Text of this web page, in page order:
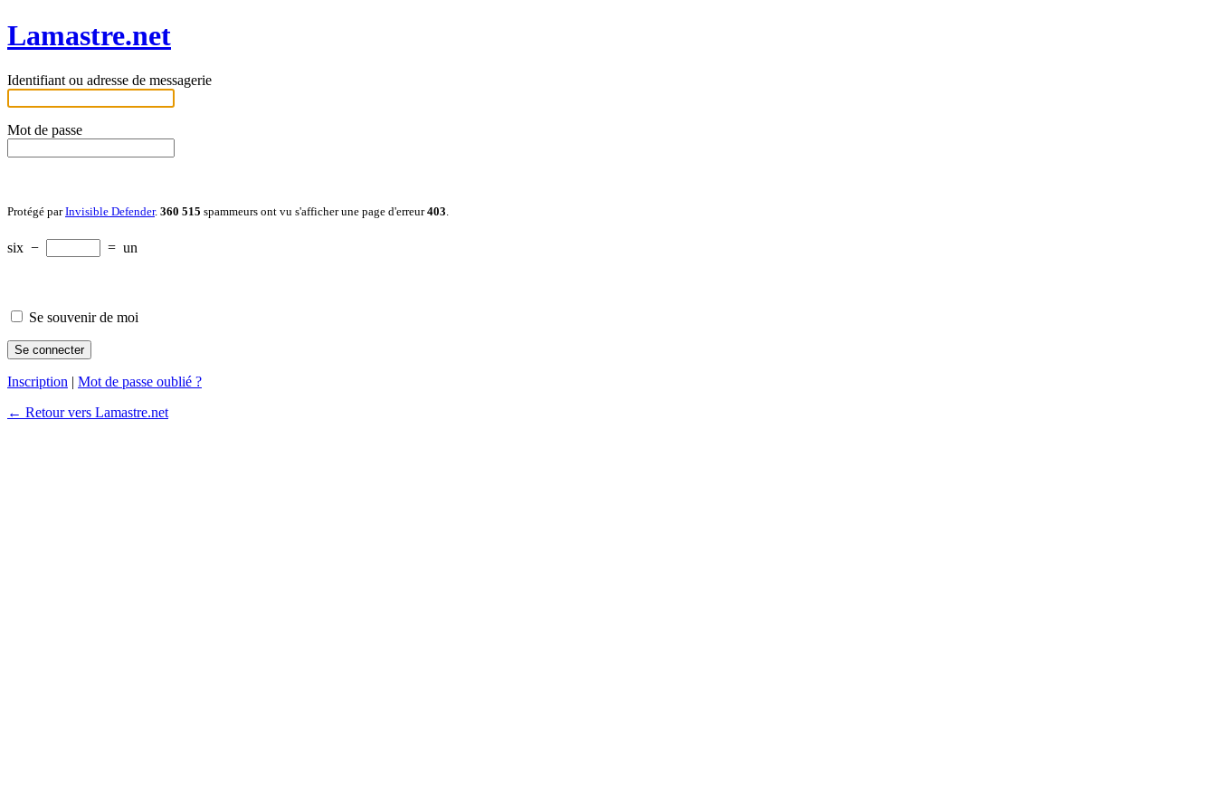
Lamastre.net
Identifiant ou adresse de messagerie
Mot de passe
Protégé parInvisible Defender. 360 515 spammeurs ont vu s'afficher une page d'erreur403
six − = un
Se souvenir de moi
Inscription | Mot de passe oublié ?
← Retour vers Lamastre.net